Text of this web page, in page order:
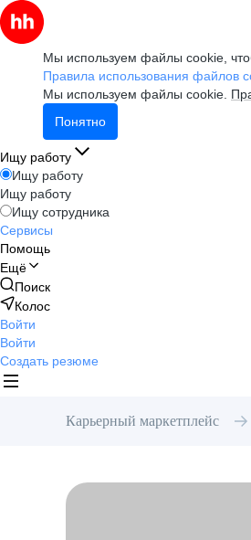
Мы используем файлы cookie,
Правила использования файлов
Мы используем файлы cookie.
Понятно
Ищу работу
Ищу работу
Ищу работу
Ищу сотрудника
Сервисы
Помощь
Ещё
Поиск
Колос
Войти
Войти
Создать резюме
Карьерный маркетплейс